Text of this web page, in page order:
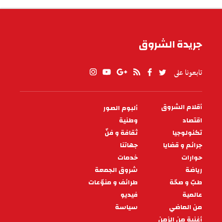
جريدة الشروق
تابعونا على
PIED
DE
PAGE
أقلام الشروق
ألبوم الصور
اقتصاد
وطنية
تكنولوجيا
ثقافة و فنّ
جرائم و قضايا
جهاتنا
حوارات
خدمات
رياضة
شروق الجمعة
طبّ و صحّة
طرائف و منوّعات
عالمية
فيديو
من الماضي
سياسة
أغنية من الزمن